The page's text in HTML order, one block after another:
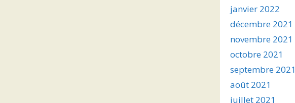
janvier 2022
décembre 2021
novembre 2021
octobre 2021
septembre 2021
août 2021
juillet 2021